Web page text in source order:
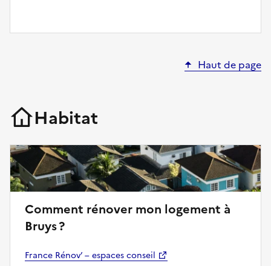
Haut de page
Habitat
Comment rénover mon logement à
Bruys ?
France Rénov’ – espaces conseil